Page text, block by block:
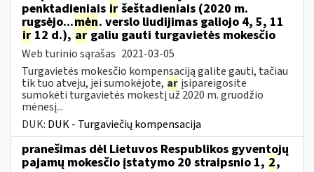
penktadieniais ir šeštadieniais (2020 m.
rugsėjo...mėn. verslo liudijimas galiojo 4, 5, 11
ir 12 d.), argaliu gauti turgavietės mokesčio
Web turinio sąrašas 2021-03-05
Turgavietės mokesčio kompensaciją galite gauti, tačiau
tik tuo atveju, jei sumokėjote, ar įsipareigosite
sumokėti turgavietės mokestį už 2020 m. gruodžio
mėnesį...
DUK: DUK - Turgaviečių kompensacija
pranešimas dėl Lietuvos Respublikos gyventojų
pajamų mokesčio įstatymo 20 straipsnio 1, 2,